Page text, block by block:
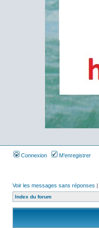
Connexion M’enregistrer
Voir les messages sans réponses |
Index du forum